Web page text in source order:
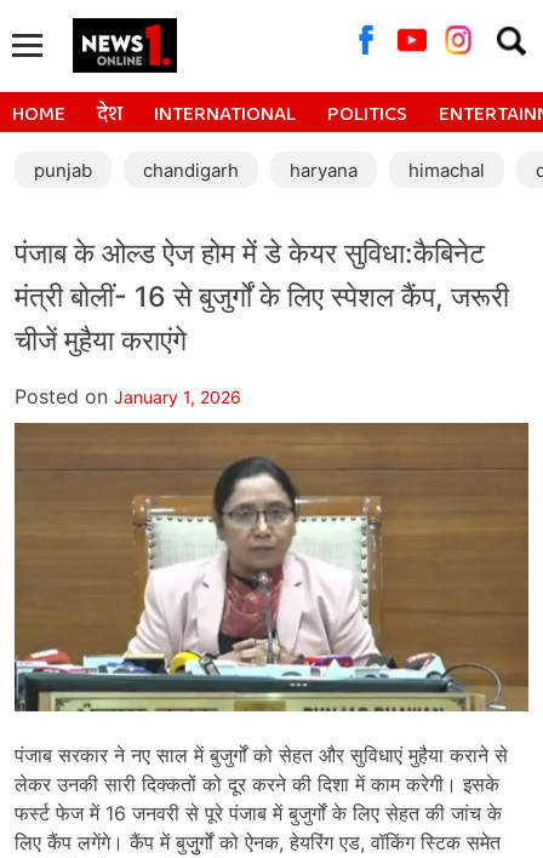
for:
HOME देश INTERNATIONAL POLITICS
punjab chandigarh haryana himachal
पंजाब के ओल्ड ऐज होम में डे केयर सुविधा:कैबिनेट
मंत्री बोलीं- 16 से बुजुर्गों के लिए स्पेशल कैंप, जरूरी
चीजें मुहैया कराएंगे
Posted on January 1, 2026
पंजाब सरकार ने नए साल में बुजुर्गों को सेहत और सुविधाएं मुहैया कराने से
लेकर उनकी सारी दिक्कतों को दूर करने की दिशा में काम करेगी। इसके
फर्स्ट फेज में 16 जनवरी से पूरे पंजाब में बुजुर्गों के लिए सेहत की जांच के
लिए कैंप लगेंगे। कैंप में बुजुुर्गों को ऐनक, हेयरिंग एड, वॉकिंग स्टिक समेत